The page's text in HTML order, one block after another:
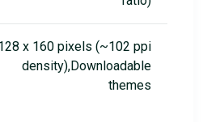
x 160 pixels (~102 ppi
density),Downloadable
themes